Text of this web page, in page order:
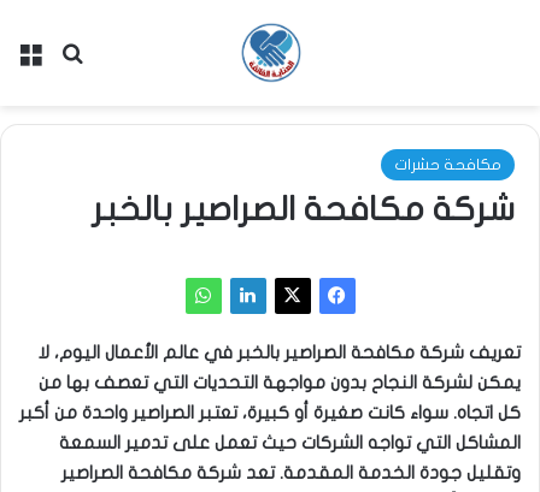
بحث
مكافحة حشرات
شركة مكافحة الصراصير بالخبر
تعريف شركة مكافحة الصراصير بالخبر في عالم الأعمال اليوم، لا
يمكن لشركة النجاح بدون مواجهة التحديات التي تعصف بها من
كل اتجاه. سواء كانت صغيرة أو كبيرة، تعتبر الصراصير واحدة من أكبر
المشاكل التي تواجه الشركات حيث تعمل على تدمير السمعة
وتقليل جودة الخدمة المقدمة. تعد شركة مكافحة الصراصير